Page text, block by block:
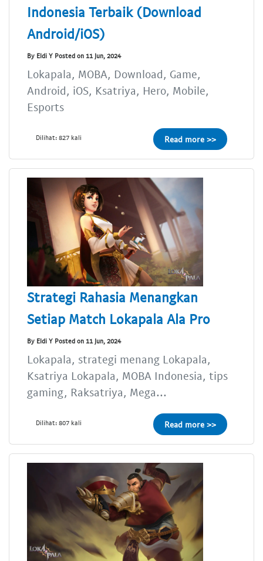
Indonesia Terbaik (Download
Android/iOS)
By Eldi Y Posted on 11 Jun, 2024
Lokapala, MOBA, Download, Game,
Android, iOS, Ksatriya, Hero, Mobile,
Esports
Dilihat: 827 kali Read more >>
Strategi Rahasia Menangkan
Setiap Match Lokapala Ala Pro
By Eldi Y Posted on 11 Jun, 2024
Lokapala, strategi menang Lokapala,
Ksatriya Lokapala, MOBA Indonesia, tips
gaming, Raksatriya, Mega...
Dilihat: 807 kali Read more >>